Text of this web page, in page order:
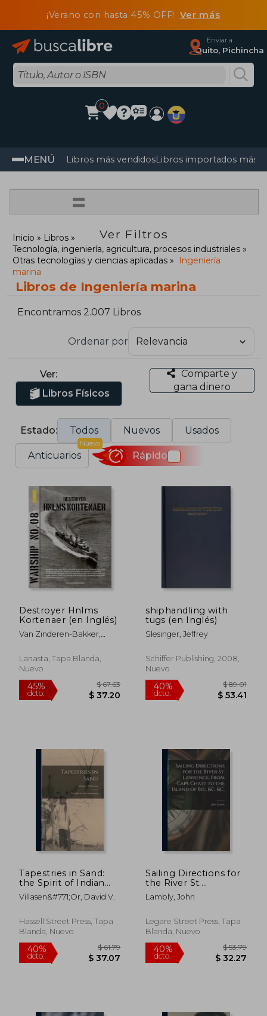
¡Verano con hasta 45% OFF! Ver más
Enviar a
Quito, Pichincha
0
MENÚ Libros más vendidosLibros importados más
=
Ver Filtros
Inicio
Libros
Tecnología, ingeniería, agricultura, procesos industriales
Otras tecnologías y ciencias aplicadas
Ingeniería
marina
Libros de Ingeniería marina
Encontramos 2.007 Libros
Ordenar por
Ver:
Libros Físicos
Comparte y
gana dinero
Estado: Todos Nuevos Usados
Anticuarios
Nuevo
Rápido
Destroyer Hnlms
Kortenaer (en Inglés)
Van Zinderen-Bakker,
Lanasta, Tapa Blanda,
Nuevo
45%
shiphandling with
tugs (en Inglés)
Slesinger, Jeffrey
Schiffer Publishing, 2008,
Nuevo
40%
dcto.
Tapestries in Sand:
the Spirit of Indian
Sandpainting (en
Inglés)
Villasen&#771;or, David V.
Hassell Street Press, Tapa
Blanda, Nuevo
Sailing Directions for
the River St.
Lawrence, From
Cape Chatt to the
[microform] (en
Inglés)
Lambly, John
Legare Street Press, Tapa
Blanda, Nuevo